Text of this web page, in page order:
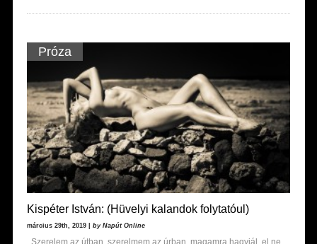
Próza
Kispéter István: (Hüvelyi kalandok folytatóul)
március 29th, 2019 | by Napút Online
Szerelem az útban, szerelmem az úrban, magamra hagyjál, el ne